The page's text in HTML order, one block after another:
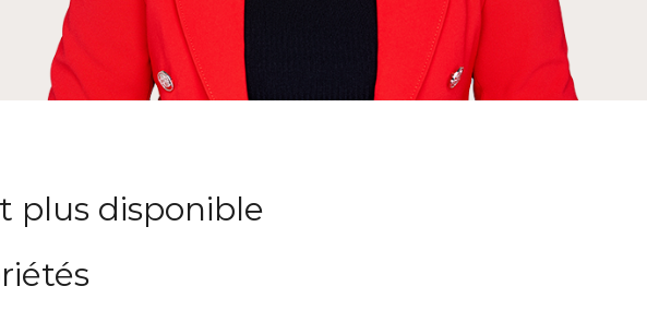
plus disponible